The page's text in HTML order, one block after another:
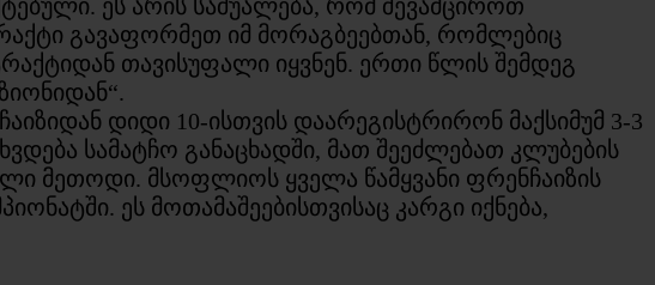
ეს არის საშუალება, რომ შევამციროთ
გავაფორმეთ იმ მორაგბეებთან, რომლებიც
თავისუფალი იყვნენ. ერთი წლის შემდეგ
დიდი 10-ისთვის დაარეგისტრირონ მაქსიმუმ 3-3
სამატჩო განაცხადში, მათ შეეძლებათ კლუბების
მეთოდი. მსოფლიოს ყველა წამყვანი ფრენჩაიზის
ეს მოთამაშეებისთვისაც კარგი იქნება,